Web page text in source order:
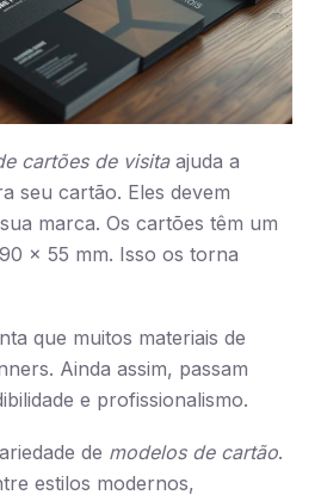
cartões de visitaajuda a
seu cartão. Eles devem
marca. Os cartões têm um
x 55 mm. Isso os torna
que muitos materiais de
Ainda assim, passam
e profissionalismo.
de modelos de cartão.
estilos modernos,